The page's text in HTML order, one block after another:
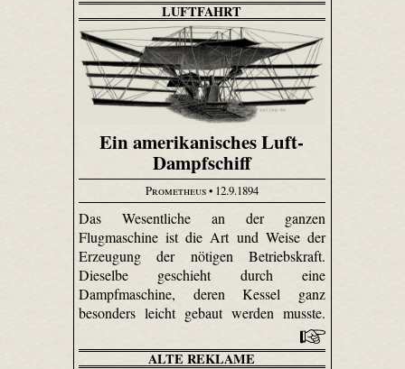
LUFTFAHRT
Ein amerikanisches Luft-
Dampfschiff
Prometheus• 12.9.1894
Das Wesentliche an der ganzen
Flugmaschine ist die Art und Weise der
Erzeugung der nötigen Betriebskraft.
Dieselbe geschieht durch eine
Dampfmaschine, deren Kessel ganz
besonders leicht gebaut werden musste.
ALTE REKLAME